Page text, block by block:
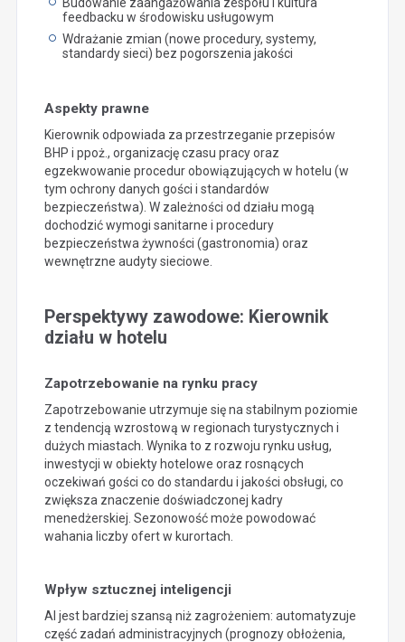
feedbacku w środowisku usługowym
Wdrażanie zmian (nowe procedury, systemy,
standardy sieci) bez pogorszenia jakości
Aspekty prawne
Kierownik odpowiada za przestrzeganie przepisów
BHP i ppoż., organizację czasu pracy oraz
egzekwowanie procedur obowiązujących w hotelu (w
tym ochrony danych gości i standardów
bezpieczeństwa). W zależności od działu mogą
dochodzić wymogi sanitarne i procedury
bezpieczeństwa żywności (gastronomia) oraz
wewnętrzne audyty sieciowe.
Perspektywy zawodowe: Kierownik
działu w hotelu
Zapotrzebowanie na rynku pracy
Zapotrzebowanie utrzymuje się na stabilnym poziomie
z tendencją wzrostową w regionach turystycznych i
dużych miastach. Wynika to z rozwoju rynku usług,
inwestycji w obiekty hotelowe oraz rosnących
oczekiwań gości co do standardu i jakości obsługi, co
zwiększa znaczenie doświadczonej kadry
menedżerskiej. Sezonowość może powodować
wahania liczby ofert w kurortach.
Wpływ sztucznej inteligencji
AI jest bardziej szansą niż zagrożeniem: automatyzuje
część zadań administracyjnych (prognozy obłożenia,